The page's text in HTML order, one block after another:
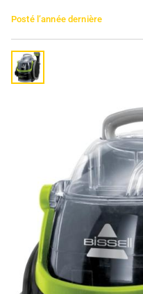
Posté l’année dernière